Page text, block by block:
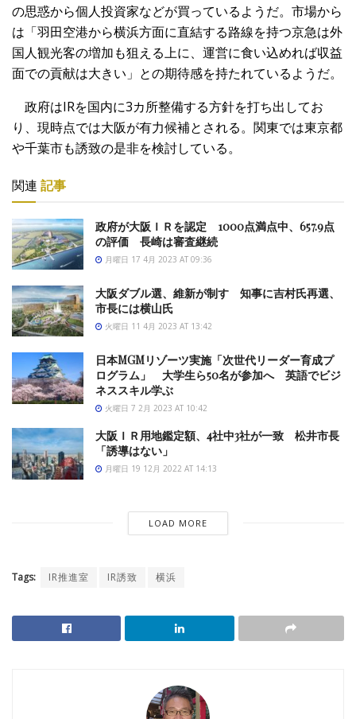
の思惑から個人投資家などが買っているようだ。市場から
は「羽田空港から横浜方面に直結する路線を持つ京急は外
国人観光客の増加も狙える上に、 運営に食い込めれば収益
面での貢献は大きい」との期待感を持たれているようだ。
政府はIRを国内に3カ所整備する方針を打ち出してお
り、現時点では大阪が有力候補とされる。関東では東京都
や千葉市も誘致の是非を検討している。
関連 記事
政府が大阪ＩＲを認定 1000点満点中、657.9点
の評価 長崎は審査継続
月曜日 17 4月 2023 AT 09:36
大阪ダブル選、維新が制す 知事に吉村氏再選、
市長には横山氏
火曜日 11 4月 2023 AT 13:42
日本MGMリゾーツ実施「次世代リーダー育成プ
ログラム」 大学生ら50名が参加へ 英語でビジ
ネススキル学ぶ
火曜日 7 2月 2023 AT 10:42
大阪ＩＲ用地鑑定額、4社中3社が一致 松井市長
「誘導はない」
月曜日 19 12月 2022 AT 14:13
LOAD MORE
Tags: IR推進室 IR誘致 横浜